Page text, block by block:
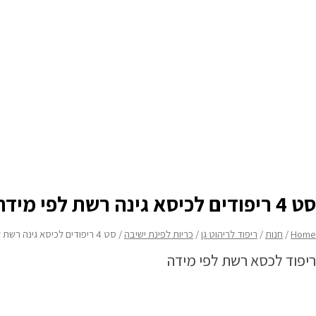
סט 4 ריפודים לכיסא גינה רשת לפי מידה
Home
/ חנות/ ריפוד לריהוט גן/ כריות לפינת ישיבה / סט 4 ריפודים לכיסא גינה רשת לפי מידה